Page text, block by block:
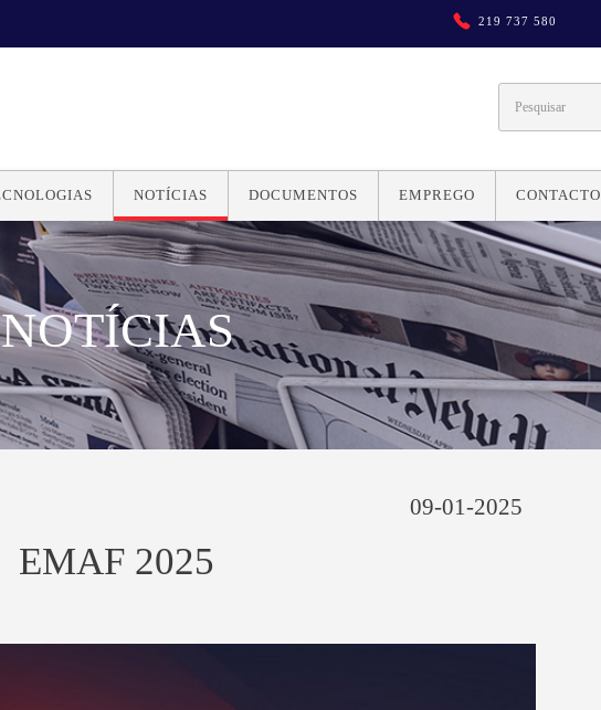
219 737 580
NOTÍCIAS DOCUMENTOS EMPREGO CONTACTO
NOTÍCIAS
09-01-2025
EMAF 2025